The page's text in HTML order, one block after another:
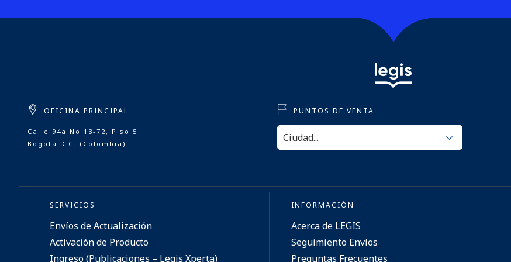
OFICINA PRINCIPAL
Calle 94a No 13-72, Piso 5
Bogotá D.C. (Colombia)
PUNTOS DE VENTA
SERVICIOS
Envíos de Actualización
Activación de Producto
Ingreso (Publicaciones – Legis Xperta)
INFORMACIÓN
Acerca de LEGIS
Seguimiento Envíos
Preguntas Frecuentes